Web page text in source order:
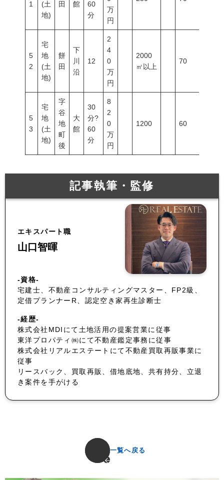
1
(土
地)
田 館
60
分
万
円
5
2
宅
地
(土
地)
餅
田
下
川
沿
12
2
4
0
万
円
2000
㎡以上
70
5
3
宅
地
(土
地)
字
谷
地
町
後
大
館
30
分?
60
分
8
2
0
万
円
1200 60
記事執筆・監修
エキスパート職
山口智暉
-資格-
宅建士、不動産コンサルティングマスター、FP2級、
定借プランナーR、認定空き家再生診断士
-経歴-
株式会社MDIにて土地活用の提案営業に従事
東洋プロパティ㈱にて不動産鑑定事務に従事
株式会社リアルエステートにて不動産買取再販事業に
従事
リースバック、買取再販、借地底地、共有持分、立退
き案件を手がける
一覧へ戻る